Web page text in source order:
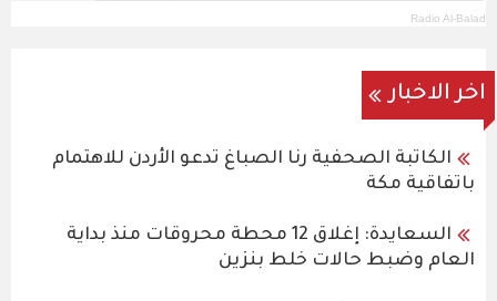
Radio Al-Balad
اخر الاخبار
الكاتبة الصحفية رنا الصباغ تدعو الأردن للاهتمام
باتفاقية مكة
السعايدة: إغلاق 12 محطة محروقات منذ بداية
العام وضبط حالات خلط بنزين